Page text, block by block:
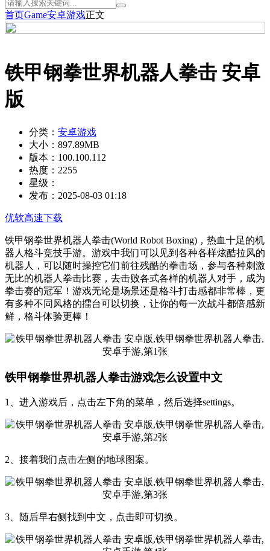
首页Game安卓游戏正文
铁甲钢拳世界机器人拳击 安卓
版
分类： 安卓游戏
大小： 897.89MB
版本： 100.100.112
热度： 2255
星级：
发布： 2025-08-03 01:18
优软高速下载
铁甲钢拳世界机器人拳击(World Robot Boxing)，热血十足的机
器人格斗竞技手游。游戏中我们可以见到各种各样炫酷拉风的
机器人，可以随时操控它们前往残酷的拳击场，参与各种刺激
无比的机器人拳击比赛，去击败各式各样的机器人对手，成为
拳击赛的冠军！游戏无论是场景还是格斗打击感都非常棒，更
有多种不同风格的擂台可以切换，让你的每一次战斗都倍感新
鲜，格斗体验更棒！
铁甲钢拳世界机器人拳击游戏怎么设置中文
1、进入游戏后，点击左下角的菜单，然后选择settings。
2、接着我们点击左侧的地球图案。
3、随后早右侧找到中文，点击即可切换。